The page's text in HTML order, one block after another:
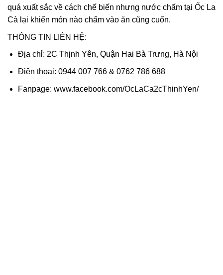
quá xuất sắc về cách chế biến nhưng nước chấm tại Ốc La
Cà lại khiến món nào chấm vào ăn cũng cuốn.
THÔNG TIN LIÊN HỆ:
Địa chỉ: 2C Thịnh Yên, Quận Hai Bà Trưng, Hà Nội
Điện thoại: 0944 007 766 & 0762 786 688
Fanpage: www.facebook.com/OcLaCa2cThinhYen/